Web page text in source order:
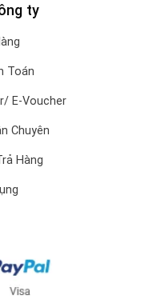
ty
Toán
E-Voucher
Chuyên
Hàng